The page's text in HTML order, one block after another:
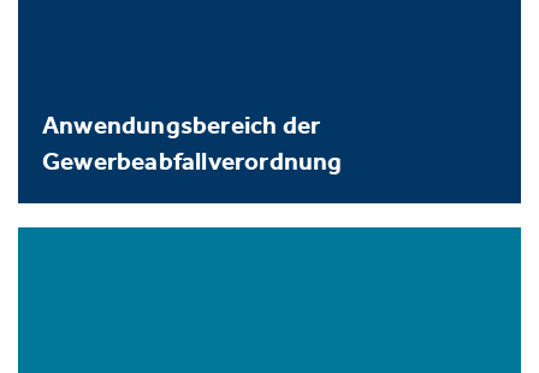
Anwendungsbereich der
Gewerbeabfallverordnung